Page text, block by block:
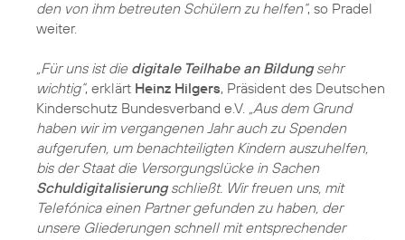
den von ihm betreuten Schülern zu helfen“, so Pradel
weiter.
„Für uns ist die digitale Teilhabe an Bildungsehr
wichtig“, erklärt Heinz Hilgers, Präsident des Deutschen
Kinderschutz Bundesverband e.V. „Aus dem Grund
haben wir im vergangenen Jahr auch zu Spenden
aufgerufen, um benachteiligten Kindern auszuhelfen,
bis der Staat die Versorgungslücke in Sachen
Schuldigitalisierungschließt. Wir freuen uns, mit
Telefónica einen Partner gefunden zu haben, der
unsere Gliederungen schnell mit entsprechender